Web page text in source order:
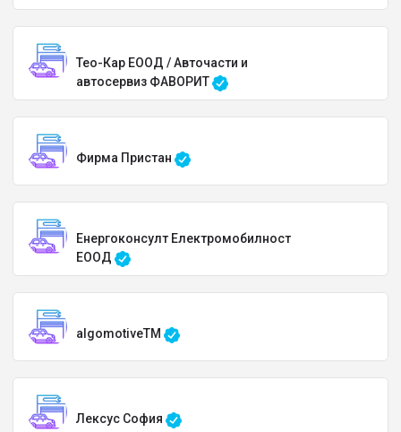
Тео-Кар ЕООД / Авточасти и
автосервиз ФАВОРИТ
Фирма Пристан
Енергоконсулт Електромобилност
ЕООД
algomotiveTM
Лексус София